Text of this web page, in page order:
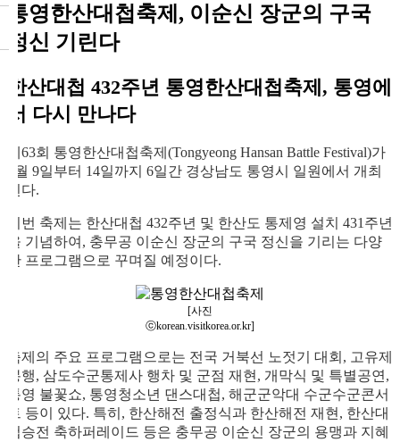
통영한산대첩축제, 이순신 장군의 구국
정신 기린다
한산대첩 432주년 통영한산대첩축제, 통영에
서 다시 만나다
제63회 통영한산대첩축제(Tongyeong Hansan Battle Festival)가
8월 9일부터 14일까지 6일간 경상남도 통영시 일원에서 개최
된다.
이번 축제는 한산대첩 432주년 및 한산도 통제영 설치 431주년
을 기념하여, 충무공 이순신 장군의 구국 정신을 기리는 다양
한 프로그램으로 꾸며질 예정이다.
[사진
ⓒkorean.visitkorea.or.kr]
축제의 주요 프로그램으로는 전국 거북선 노젓기 대회, 고유제
봉행, 삼도수군통제사 행차 및 군점 재현, 개막식 및 특별공연,
통영 불꽃쇼, 통영청소년 댄스대첩, 해군군악대 수군수군콘서
트 등이 있다. 특히, 한산해전 출정식과 한산해전 재현, 한산대
첩승전 축하퍼레이드 등은 충무공 이순신 장군의 용맹과 지혜